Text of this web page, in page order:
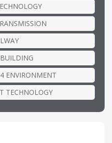
ENVIRONMENT
TECHNOLOGY